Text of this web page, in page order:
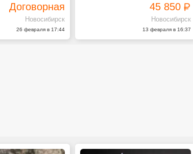
Договорная
Новосибирск
26 февраля в 17:44
45 850
Новосибирск
13 февраля в 16:37